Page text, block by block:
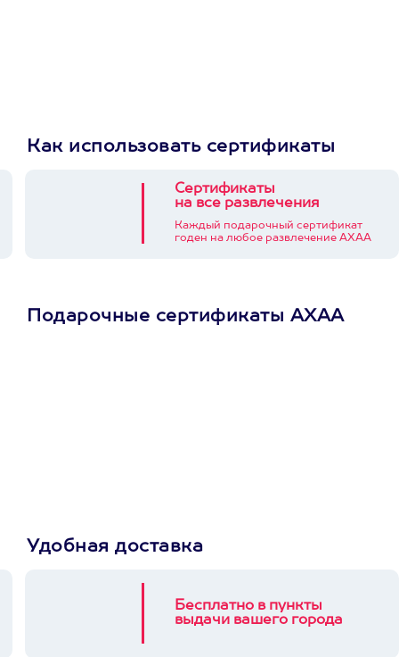
Как использовать сертификаты
Сертификаты
на все развлечения
Каждый подарочный сертификат
годен на любое развлечение АХАА
Подарочные сертификаты АХАА
Удобная доставка
Бесплатно в пункты
выдачи вашего города